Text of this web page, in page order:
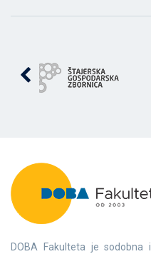
DOBA Fakulteta je